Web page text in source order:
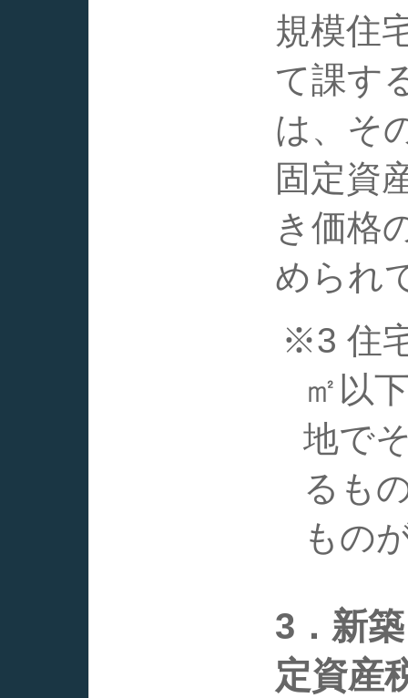
規模住
て課す
は、そ
固定資
き価格
められ
※3 住
㎡以
地で
るも
もの
3．新
定資産